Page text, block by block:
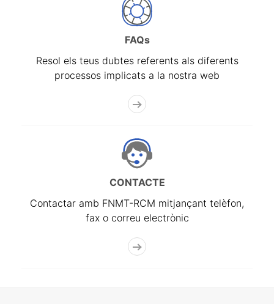
FAQs
Resol els teus dubtes referents als diferents
processos implicats a la nostra web
CONTACTE
Contactar amb FNMT-RCM mitjançant telèfon,
fax o correu electrònic